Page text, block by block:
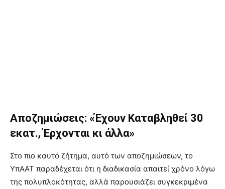
Αποζημιώσεις: «Έχουν Καταβληθεί 30
εκατ., Έρχονται κι άλλα»
Στο πιο καυτό ζήτημα, αυτό των αποζημιώσεων, το
ΥπΑΑΤ παραδέχεται ότι η διαδικασία απαιτεί χρόνο λόγω
της πολυπλοκότητας, αλλά παρουσιάζει συγκεκριμένα